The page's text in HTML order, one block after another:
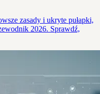
zasady i ukryte pułapki,
2026. Sprawdź,